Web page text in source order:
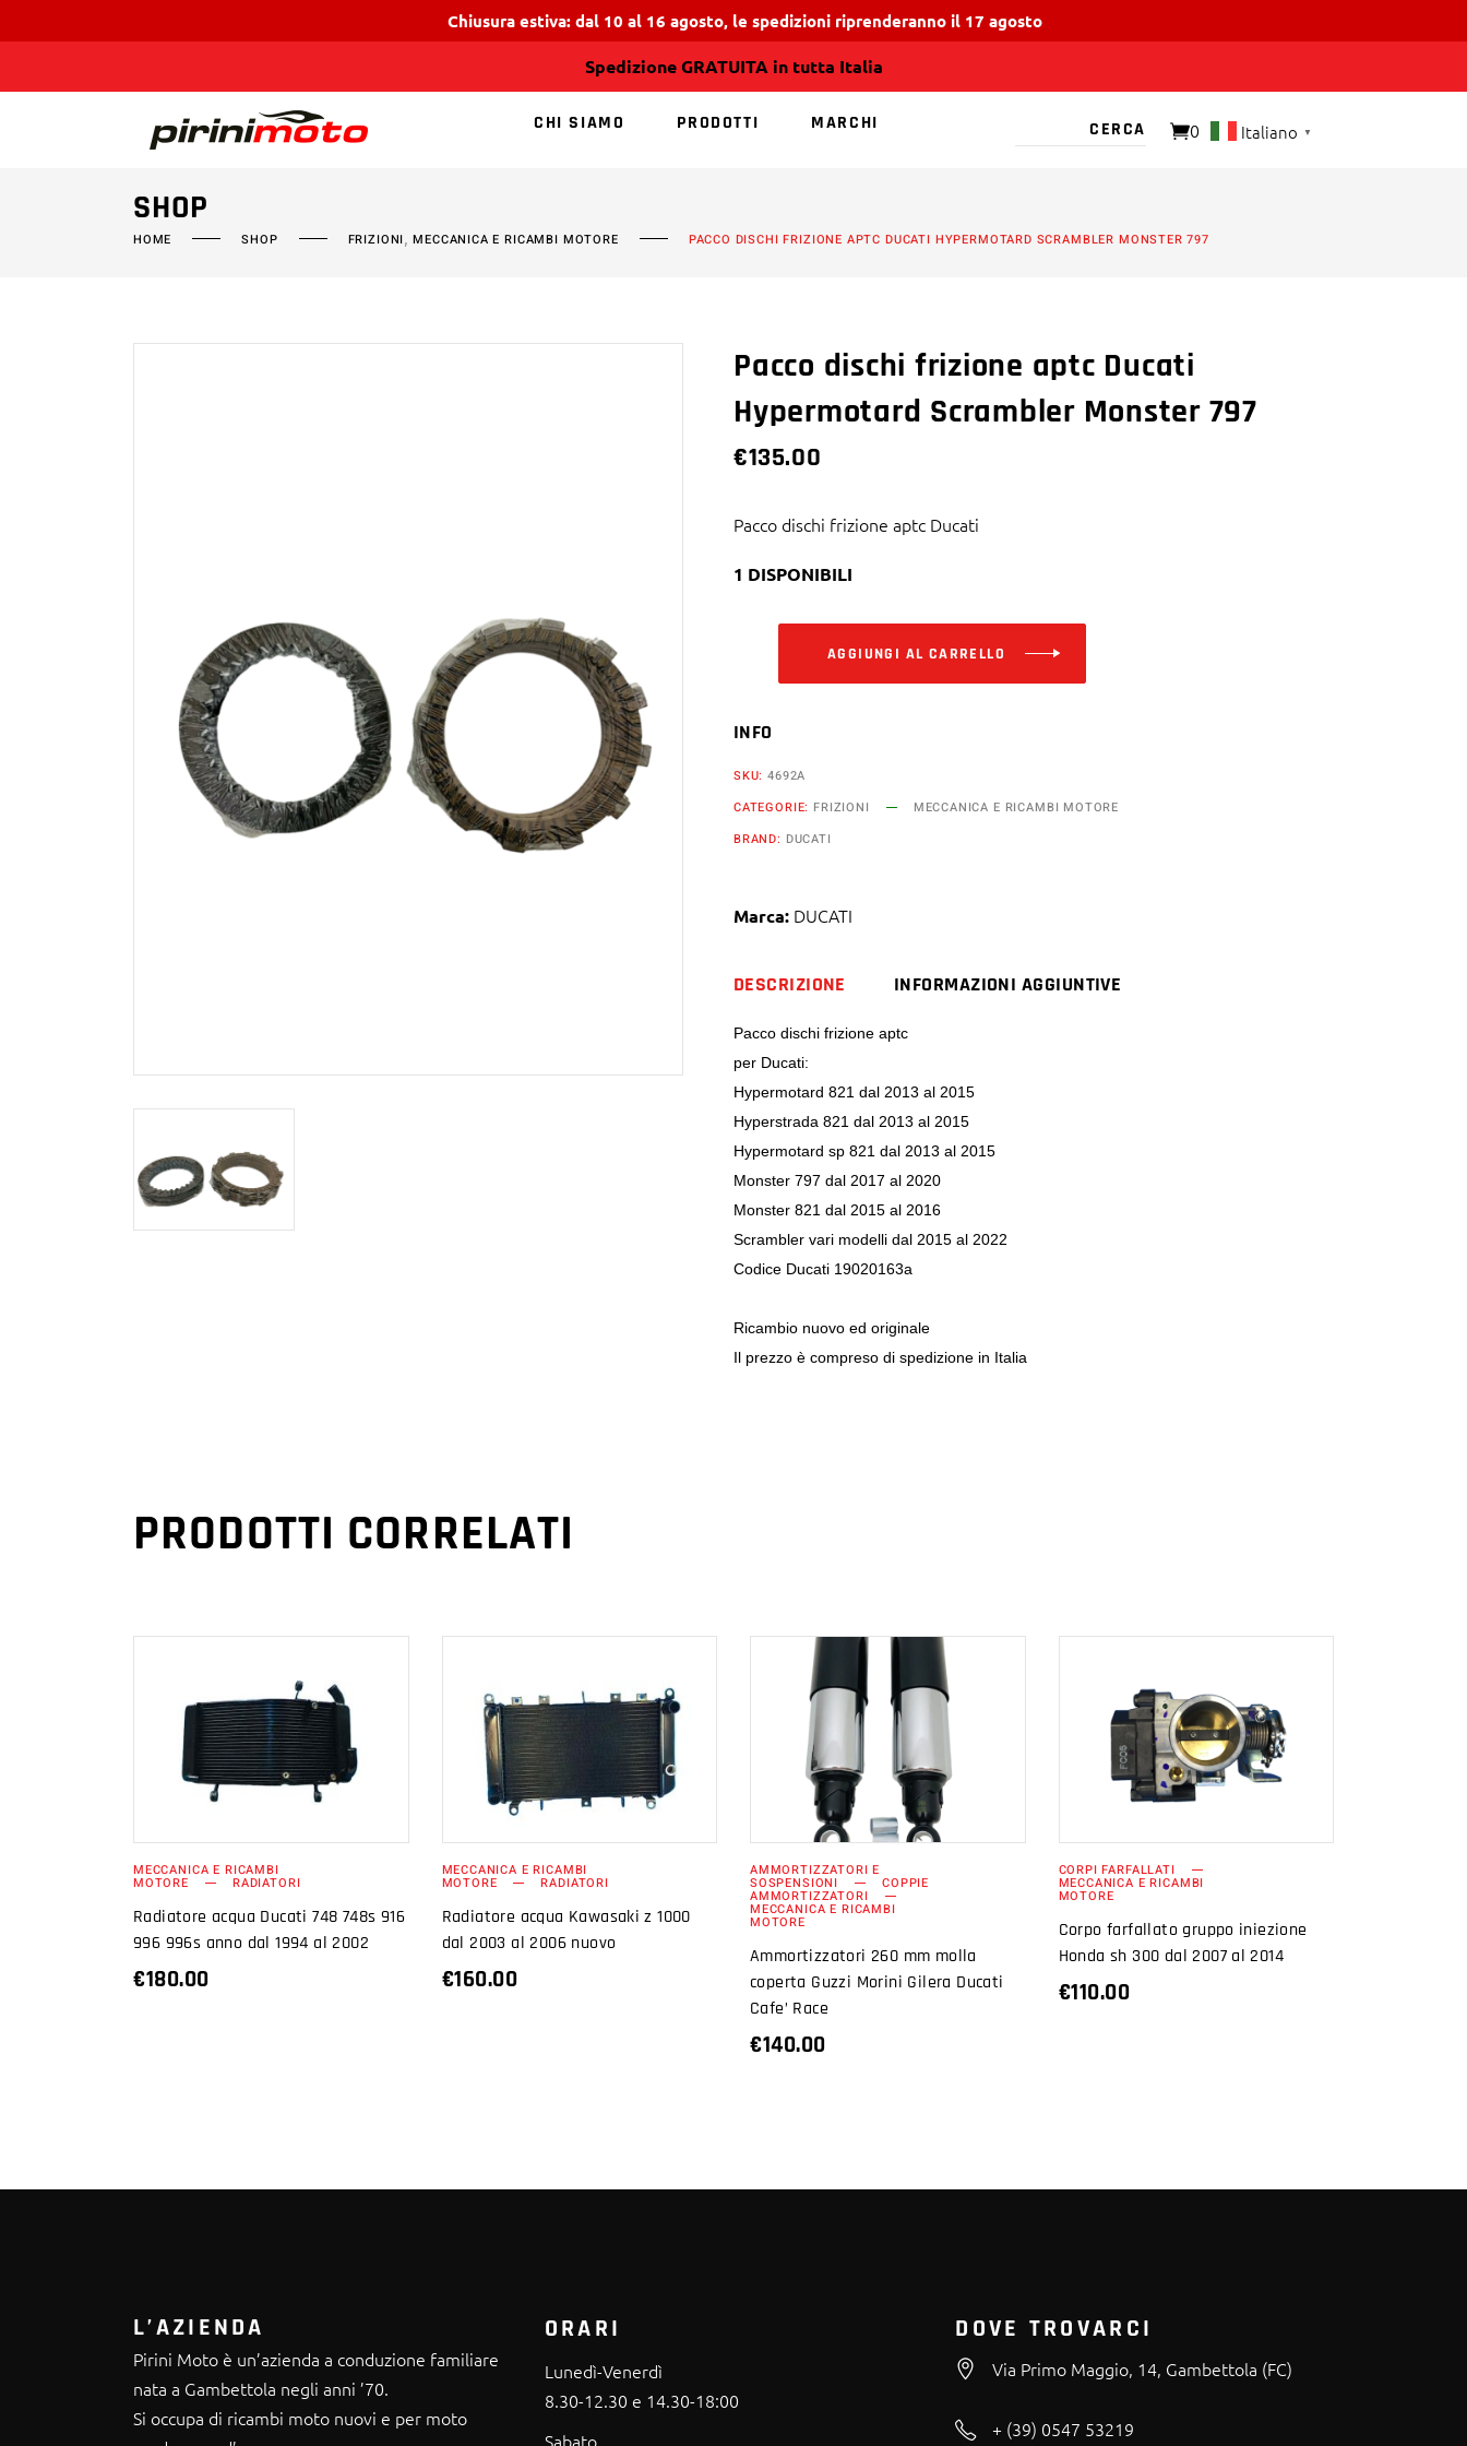
Chiusura estiva: dal 10 al 16 agosto, le spedizioni riprenderanno il 17 agosto
Spedizione GRATUITA in tutta Italia
CHI SIAMO PRODOTTI MARCHI 0 Italiano ▼
SHOP
HOME SHOP FRIZIONI,MECCANICA E RICAMBI MOTORE PACCO DISCHI FRIZIONE APTC DUCATI HYPERMOTARD SCRAMBLER MONSTER 797
Pacco dischi frizione aptc Ducati
Hypermotard Scrambler Monster 797
€135.00
Pacco dischi frizione aptc Ducati
1 DISPONIBILI
AGGIUNGI AL CARRELLO
INFO
SKU:4692A
CATEGORIE: FRIZIONI
MECCANICA E RICAMBI MOTORE
BRAND: DUCATI
Marca: DUCATI
DESCRIZIONE INFORMAZIONI AGGIUNTIVE
Pacco dischi frizione aptc
per Ducati:
Hypermotard 821 dal 2013 al 2015
Hyperstrada 821 dal 2013 al 2015
Hypermotard sp 821 dal 2013 al 2015
Monster 797 dal 2017 al 2020
Monster 821 dal 2015 al 2016
Scrambler vari modelli dal 2015 al 2022
Codice Ducati 19020163a
Ricambio nuovo ed originale
Il prezzo è compreso di spedizione in Italia
PRODOTTI CORRELATI
AGGIUNGI AL
CARRELLO
MECCANICA E RICAMBI
MOTORE RADIATORI
Radiatore acqua Ducati 748 748s 916
996 996s anno dal 1994 al 2002
€180.00
AGGIUNGI AL
CARRELLO
MECCANICA E RICAMBI
MOTORE RADIATORI
Radiatore acqua Kawasaki z 1000
dal 2003 al 2006 nuovo
€160.00
AGGIUNGI AL
AMMORTIZZATORI E
SOSPENSIONI COPPIE
AMMORTIZZATORI
MECCANICA E RICAMBI
MOTORE
Ammortizzatori 260 mm molla
coperta Guzzi Morini Gilera Ducati
Cafe’ Race
€140.00
AGGIUNGI AL
CARRELLO
CORPI FARFALLATI
MECCANICA E RICAMBI
MOTORE
Corpo farfallato gruppo iniezione
Honda sh 300 dal 2007 al 2014
€110.00
L’AZIENDA
Pirini Moto è un’azienda a conduzione familiare
nata a Gambettola negli anni ’70.
Si occupa di ricambi moto nuovi e per moto
ORARI
Lunedì-Venerdì
8.30-12.30 e 14.30-18:00
Sabato
DOVE TROVARCI
Via Primo Maggio, 14, Gambettola (FC)
+ (39) 0547 53219